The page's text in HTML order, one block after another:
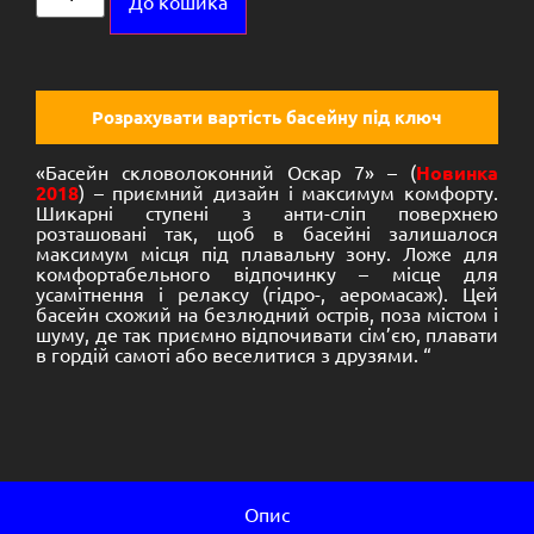
Розрахувати вартість басейну під ключ
«Басейн скловолоконний Оскар 7» – (Новинка
2018) – приємний дизайн і максимум комфорту.
Шикарні ступені з анти-сліп поверхнею
розташовані так, щоб в басейні залишалося
максимум місця під плавальну зону. Ложе для
комфортабельного відпочинку – місце для
усамітнення і релаксу (гідро-, аеромасаж). Цей
басейн схожий на безлюдний острів, поза містом і
шуму, де так приємно відпочивати сім’єю, плавати
в гордій самоті або веселитися з друзями. “
Опис